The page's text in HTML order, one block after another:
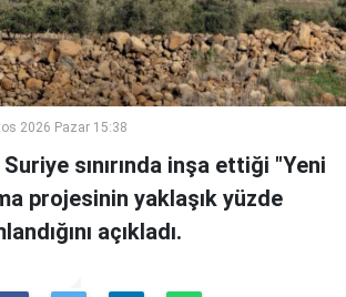
2026 Pazar 15:38
sınırında inşa ettiği "Yeni
projesinin yaklaşık yüzde
açıkladı.